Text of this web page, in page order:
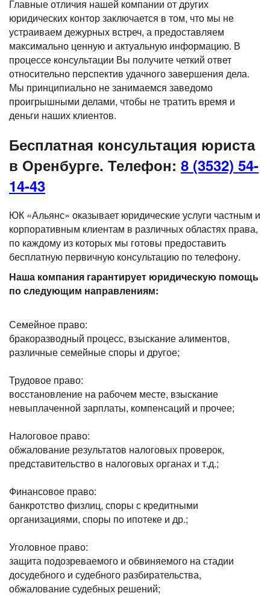
Главные отличия нашей компании от других
юридических контор заключается в том, что мы не
устраиваем дежурных встреч, а предоставляем
максимально ценную и актуальную информацию. В
процессе консультации Вы получите четкий ответ
относительно перспектив удачного завершения дела.
Мы принципиально не занимаемся заведомо
проигрышными делами, чтобы не тратить время и
деньги наших клиентов.
Бесплатная консультация юриста
в Оренбурге. Телефон: 8 (3532) 54-
14-43
ЮК «Альянс» оказывает юридические услуги частным и
корпоративным клиентам в различных областях права,
по каждому из которых мы готовы предоставить
бесплатную первичную консультацию по телефону.
Наша компания гарантирует юридическую помощь
по следующим направлениям:
Семейное право:
бракоразводный процесс, взыскание алиментов,
различные семейные споры и другое;
Трудовое право:
восстановление на рабочем месте, взыскание
невыплаченной зарплаты, компенсаций и прочее;
Налоговое право:
обжалование результатов налоговых проверок,
представительство в налоговых органах и т.д.;
Финансовое право:
банкротство физлиц, споры с кредитными
организациями, споры по ипотеке и др.;
Уголовное право:
защита подозреваемого и обвиняемого на стадии
досудебного и судебного разбирательства,
обжалование судебных решений;